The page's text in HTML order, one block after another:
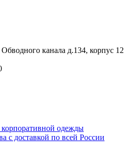
канала д.134, корпус 12